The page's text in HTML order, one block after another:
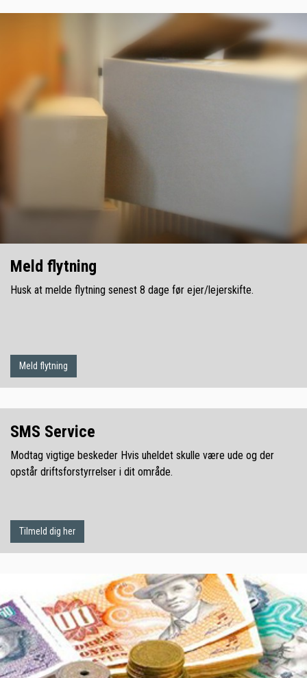
Meld flytning
Husk at melde flytning senest 8 dage før ejer/lejerskifte.
Meld flytning
SMS Service
Modtag vigtige beskeder Hvis uheldet skulle være ude og der
opstår driftsforstyrrelser i dit område.
Tilmeld dig her